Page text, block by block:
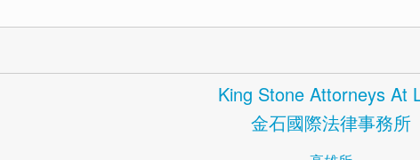
King Stone Attorneys At
金石國際法律事務所